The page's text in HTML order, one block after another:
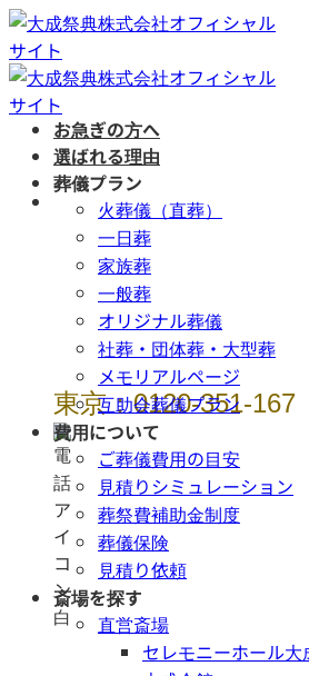
Skip
to
content
年中無休 / 24時
間
東京：0120-351-167
お急ぎの方へ
選ばれる理由
葬儀プラン
火葬儀（直葬）
一日葬
家族葬
一般葬
オリジナル葬儀
社葬・団体葬・大型葬
メモリアルページ
互助会葬儀プラン
費用について
ご葬儀費用の目安
見積りシミュレーション
葬祭費補助金制度
葬儀保険
見積り依頼
斎場を探す
直営斎場
セレモニーホール大